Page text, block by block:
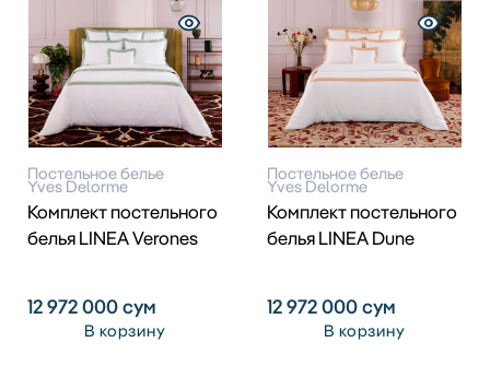
Постельное белье
Yves Delorme
Комплект постельного
белья LINEA Verones
12 972 000сум
В корзину
Постельное белье
Yves Delorme
Комплект постельного
белья LINEA Dune
12 972 000сум
В корзину